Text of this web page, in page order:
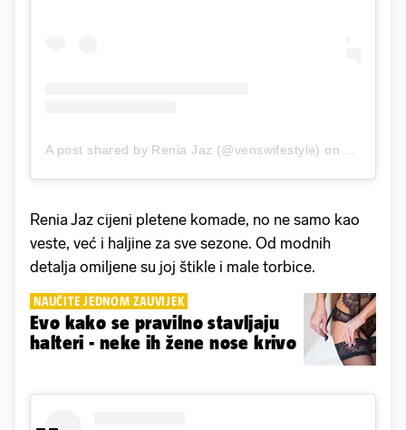
A post shared by Renia Jaz (@venswifestyle) on Aug 10,
Renia Jaz cijeni pletene komade, no ne samo kao
veste, već i haljine za sve sezone. Od modnih
detalja omiljene su joj štikle i male torbice.
NAUČITE JEDNOM ZAUVIJEK
Evo kako se pravilno stavljaju
halteri - neke ih žene nose krivo